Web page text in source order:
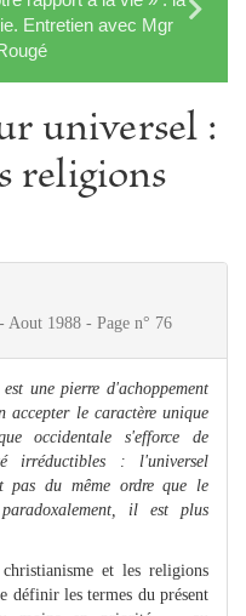
Entretien avec Mgr
universel :
religions
Aout 1988 - Page n° 76
une pierre d'achoppement
accepter le caractère unique
occidentale s'efforce de
irréductibles : l'universel
pas du même ordre que le
il est plus
et les religions
définir les termes du présent